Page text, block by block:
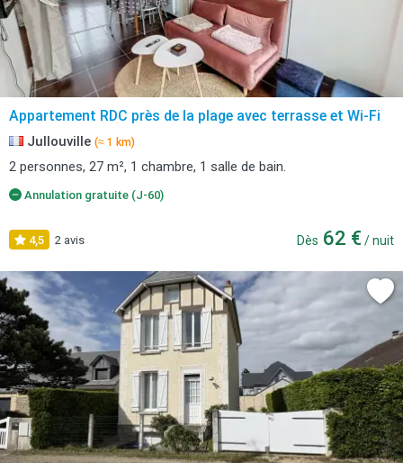
Appartement RDC près de la plage avec terrasse et Wi-Fi
Jullouville (≈ 1 km)
2 personnes, 27 m², 1 chambre, 1 salle de bain.
Annulation gratuite (J-60)
4,5 2 avis Dès 62 € / nuit